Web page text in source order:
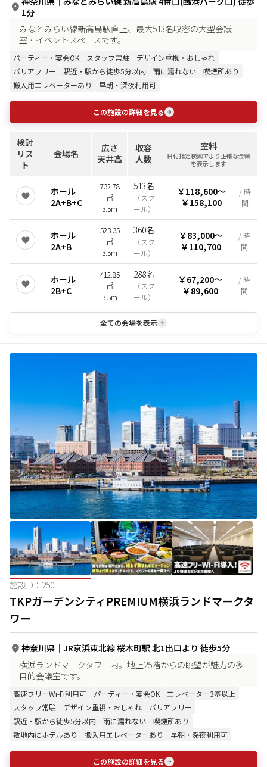
1分
みなとみらい線新高島駅直上、最大513名収容の大型会議
室・イベントスペースです。
パーティー・宴会OK スタッフ常駐
デザイン重視・おしゃれ
バリアフリー
駅近・駅から徒歩5分以内 雨に濡れない
喫煙所あり
搬入用エレベーターあり
早朝・深夜利用可
この施設の詳細を見る
検討
リス
ト
会場名
広さ
天井高
収容
人数
室料
日付指定検索でより正確な金額
を表示します
ホール
2A+B+C
732.78
㎡
3.5m
513名
（スク
ール）
￥118,600〜
￥158,100
/ 時
間
ホール
2A+B
523.35
㎡
3.5m
360名
（スク
ール）
￥83,000〜
￥110,700
/ 時
間
ホール
2B+C
412.85
㎡
3.5m
288名
（スク
ール）
￥67,200〜
￥89,600
/ 時
間
全ての会場を表示
施設ID： 250
TKPガーデンシティPREMIUM横浜ランドマークタ
ワー
神奈川県 ｜ JR京浜東北線 桜木町駅 北1出口より 徒歩5分
横浜ランドマークタワー内。地上25階からの眺望が魅力の多
目的会議室です。
高速フリーWi-Fi利用可 パーティー・宴会OK
エレベーター3基以上
スタッフ常駐
デザイン重視・おしゃれ
バリアフリー
駅近・駅から徒歩5分以内
雨に濡れない
喫煙所あり
敷地内にホテルあり
搬入用エレベーターあり 早朝・深夜利用可
この施設の詳細を見る